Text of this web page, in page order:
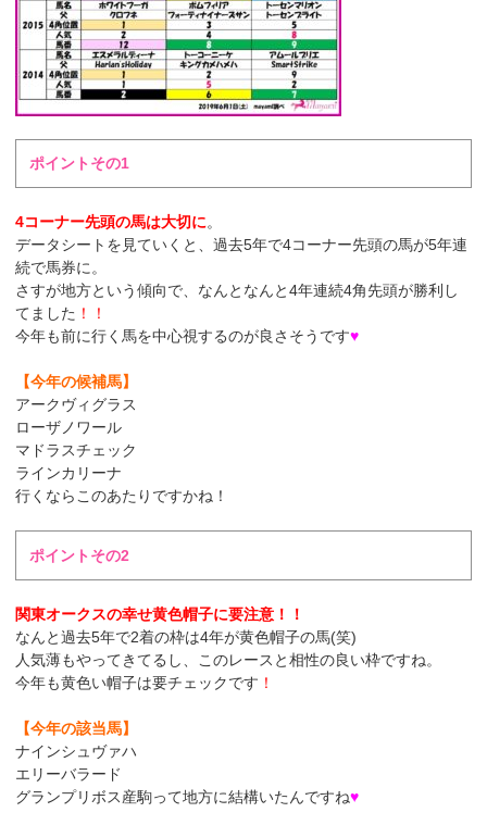
ポイントその1
4コーナー先頭の馬は大切に。
データシートを見ていくと、過去5年で4コーナー先頭の馬が5年連
続で馬券に。
さすが地方という傾向で、なんとなんと4年連続4角先頭が勝利し
てました ！！
今年も前に行く馬を中心視するのが良さそうです♥
【今年の候補馬】
アークヴィグラス
ローザノワール
マドラスチェック
ラインカリーナ
行くならこのあたりですかね！
ポイントその2
関東オークスの幸せ黄色帽子に要注意！！
なんと過去5年で2着の枠は4年が黄色帽子の馬(笑)
人気薄もやってきてるし、このレースと相性の良い枠ですね。
今年も黄色い帽子は要チェックです ！
【今年の該当馬】
ナインシュヴァハ
エリーバラード
グランプリボス産駒って地方に結構いたんですね♥